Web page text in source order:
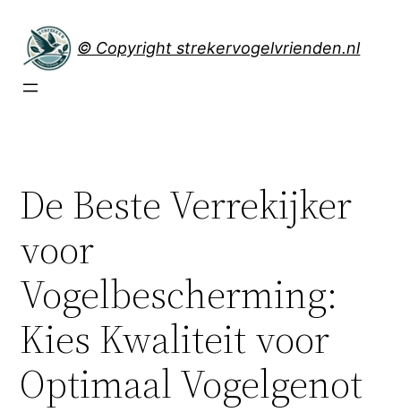
naar
inhoud
© Copyright strekervogelvrienden.nl
De Beste Verrekijker
voor
Vogelbescherming:
Kies Kwaliteit voor
Optimaal Vogelgenot